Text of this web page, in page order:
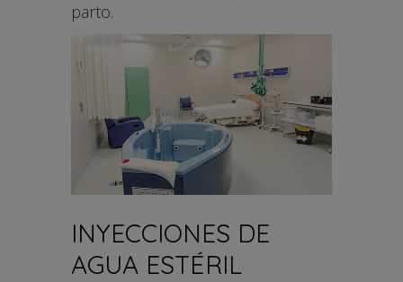
parto.
INYECCIONES DE
AGUA ESTÉRIL